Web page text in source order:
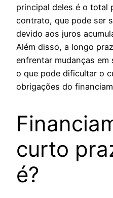
principal deles é o total
contrato, que pode ser
devido aos juros
Além disso, a longo
enfrentar mudanças em
o que pode dificultar o
obrigações do
curto
é?